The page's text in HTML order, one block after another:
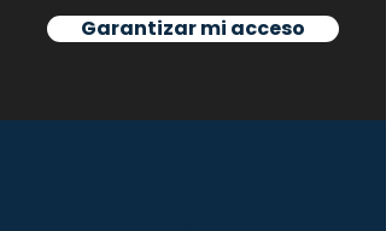
Garantizar mi acceso